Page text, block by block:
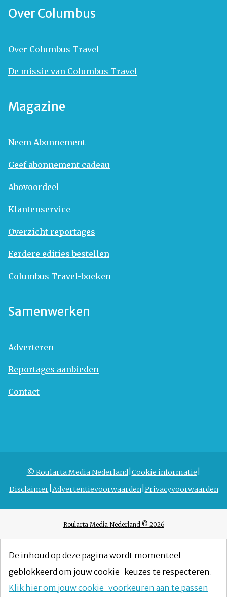
Over Columbus
Over Columbus Travel
De missie van Columbus Travel
Magazine
Neem Abonnement
Geef abonnement cadeau
Abovoordeel
Klantenservice
Overzicht reportages
Eerdere edities bestellen
Columbus Travel-boeken
Samenwerken
Adverteren
Reportages aanbieden
Contact
© Roularta Media Nederland Cookie informatie
Disclaimer Advertentievoorwaarden Privacyvoorwaarden
Roularta Media Nederland © 2026
De inhoud op deze pagina wordt momenteel
geblokkeerd om jouw cookie-keuzes te respecteren.
Klik hier om jouw cookie-voorkeuren aan te passen